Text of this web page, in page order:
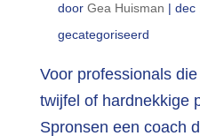
door Gea Huisman | dec
gecategoriseerd
Voor professionals
twijfel of hardnekkige
Spronsen een coach